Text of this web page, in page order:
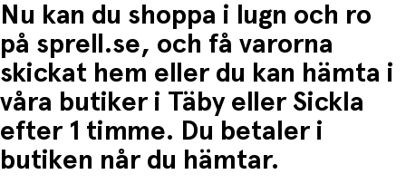
Nu kan du shoppa i lugn och ro
på sprell.se, och få varorna
skickat hem eller du kan hämta i
våra butiker i Täby eller Sickla
efter 1 timme. Du betaler i
butiken når du hämtar.